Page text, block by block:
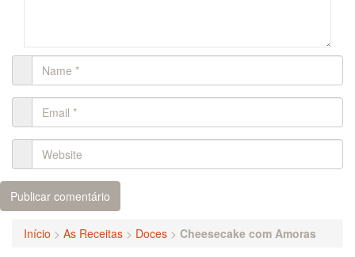
Início > As Receitas > Doces > Cheesecake com Amoras